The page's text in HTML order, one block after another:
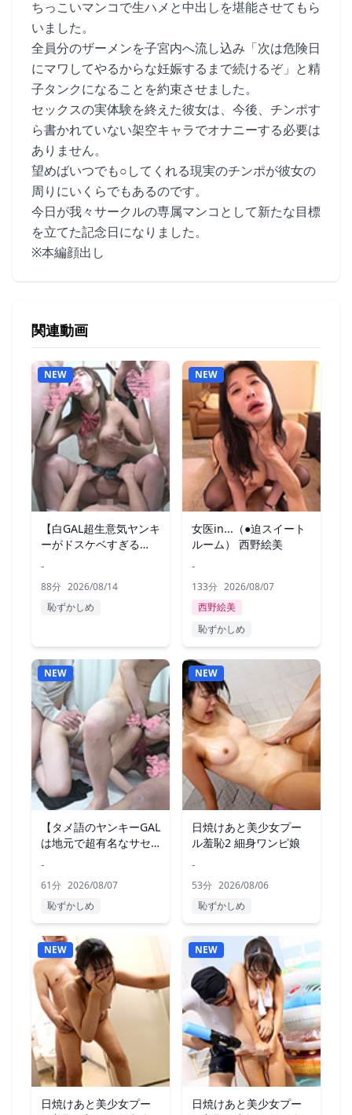
ちっこいマンコで生ハメと中出しを堪能させてもら
いました。
全員分のザーメンを子宮内へ流し込み「次は危険日
にマワしてやるからな妊娠するまで続けるぞ」と精
子タンクになることを約束させました。
セックスの実体験を終えた彼女は、今後、チンポす
ら書かれていない架空キャラでオナニーする必要は
ありません。
望めばいつでも○してくれる現実のチンポが彼女の
周りにいくらでもあるのです。
今日が我々サークルの専属マンコとして新たな目標
を立てた記念日になりました。
※本編顔出し
関連動画
NEW
【白GAL超生意気ヤンキ
ーがドスケベすぎる
-
88分 2026/08/14
恥ずかしめ
NEW
女医in...（●迫スイート
ルーム） 西野絵美
-
133分 2026/08/07
西野絵美
恥ずかしめ
NEW
【タメ語のヤンキーGAL
は地元で超有名なサセ
-
61分 2026/08/07
恥ずかしめ
NEW
日焼けあと美少女プー
ル羞恥2 細身ワンピ娘
-
53分 2026/08/06
恥ずかしめ
NEW
日焼けあと美少女プー
NEW
日焼けあと美少女プー